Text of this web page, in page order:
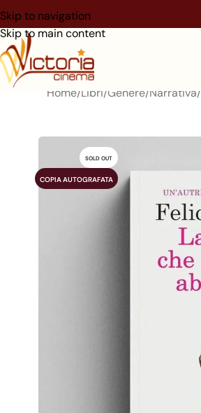
Skip to navigation
Skip to main content
Home/Libri/Genere/Narrativa/
SOLD OUT
COPIA AUTOGRAFATA